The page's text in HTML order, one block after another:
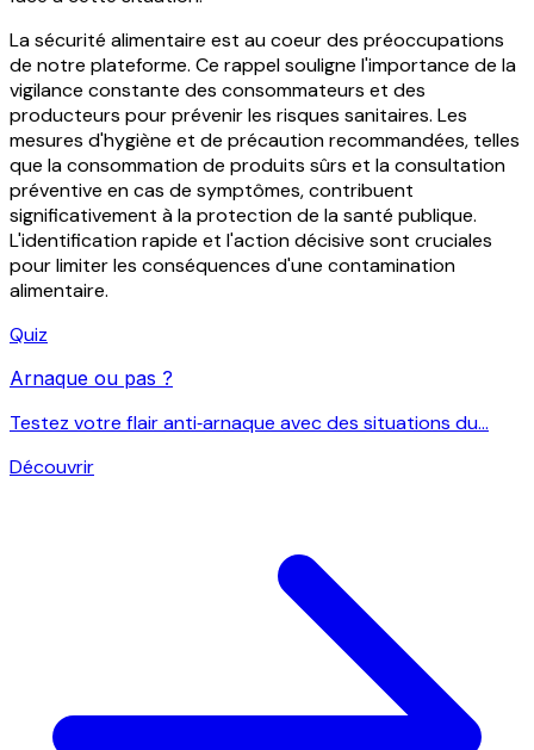
La sécurité alimentaire est au coeur des préoccupations
de notre plateforme. Ce rappel souligne l'importance de la
vigilance constante des consommateurs et des
producteurs pour prévenir les risques sanitaires. Les
mesures d'hygiène et de précaution recommandées, telles
que la consommation de produits sûrs et la consultation
préventive en cas de symptômes, contribuent
significativement à la protection de la santé publique.
L'identification rapide et l'action décisive sont cruciales
pour limiter les conséquences d'une contamination
alimentaire.
Quiz
Arnaque ou pas ?
Testez votre flair anti‑arnaque avec des situations du...
Découvrir